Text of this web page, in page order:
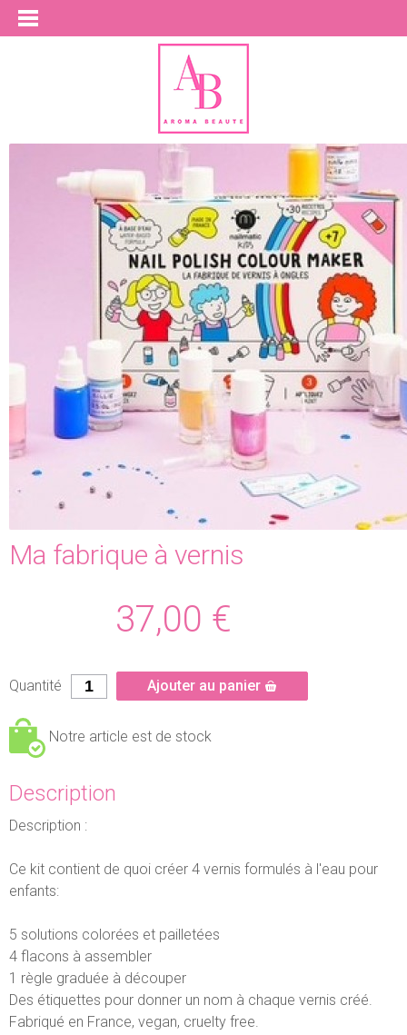
Ma fabrique à vernis
37,00 €
Quantité Ajouter au panier
Notre article est de stock
Description
Description :
Ce kit contient de quoi créer 4 vernis formulés à l'eau pour
enfants:
5 solutions colorées et pailletées
4 flacons à assembler
1 règle graduée à découper
Des étiquettes pour donner un nom à chaque vernis créé.
Fabriqué en France, vegan, cruelty free.